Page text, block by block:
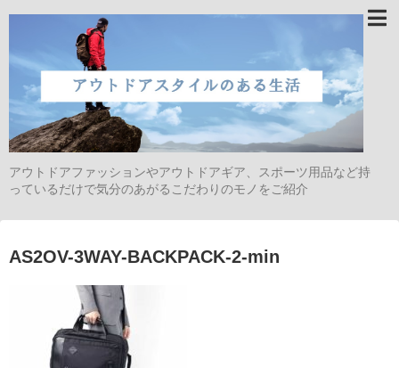
アウトドアファッションやアウトドアギア、スポーツ用品など持
っているだけで気分のあがるこだわりのモノをご紹介
AS2OV-3WAY-BACKPACK-2-min